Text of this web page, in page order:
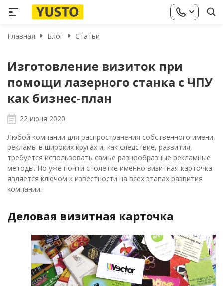
Главная Блог Статьи
Изготовление визиток при
помощи лазерного станка с ЧПУ
как бизнес-план
22 июня 2020
Любой компании для распространения собственного имени,
рекламы в широких кругах и, как следствие, развития,
требуется использовать самые разнообразные рекламные
методы. Но уже почти столетие именно визитная карточка
является ключом к известности на всех этапах развития
компании.
Деловая визитная карточка